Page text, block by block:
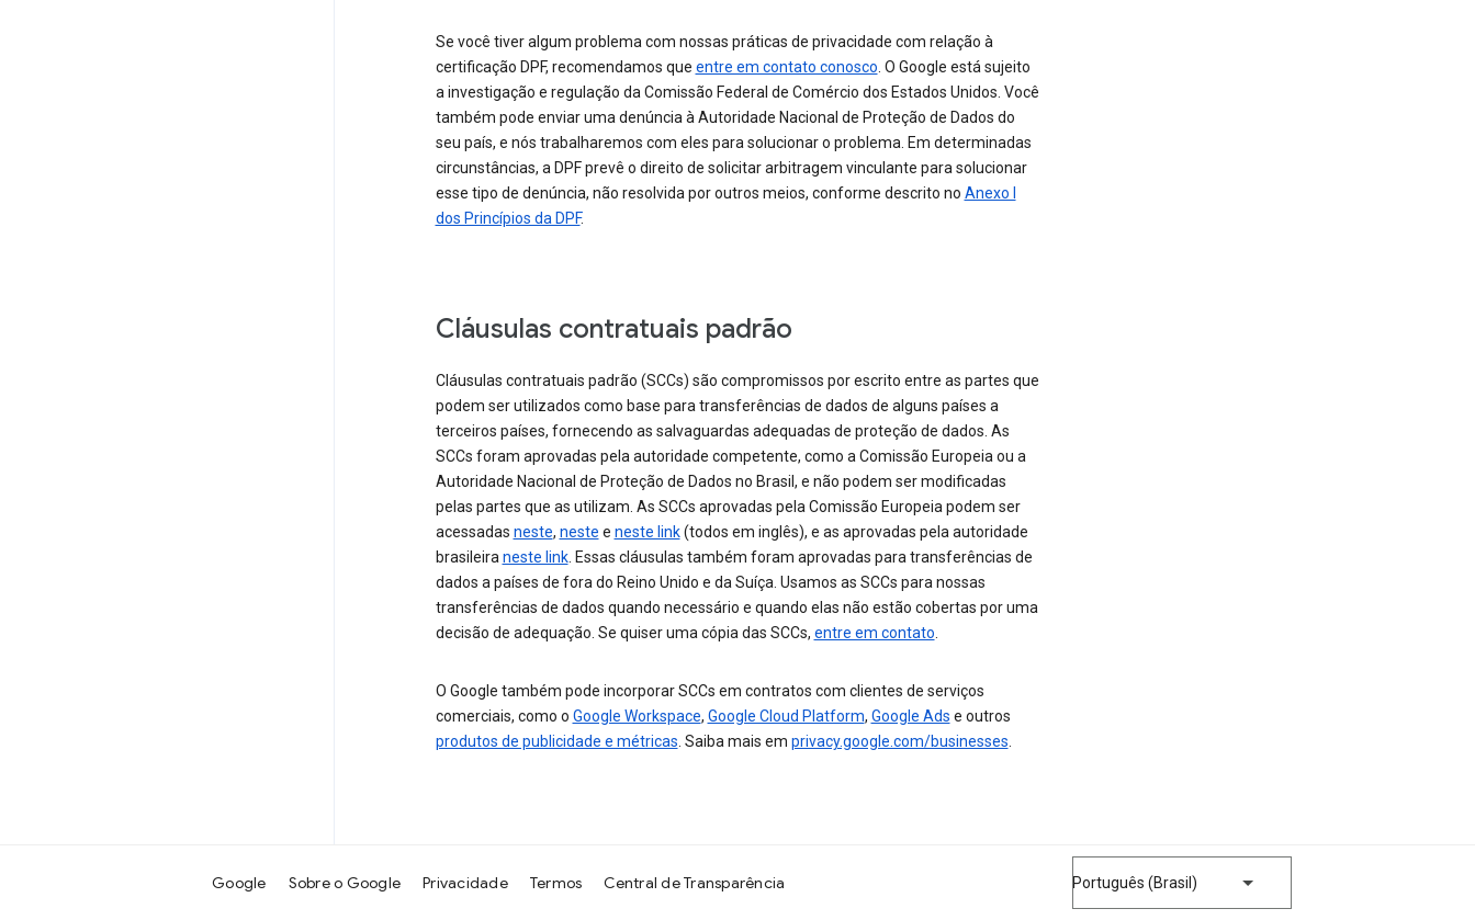
Se você tiver algum problema com nossas práticas de privacidade com relação à
certificação DPF, recomendamos que entre em contato conosco. O Google está sujeito
a investigação e regulação da Comissão Federal de Comércio dos Estados Unidos. Você
também pode enviar uma denúncia à Autoridade Nacional de Proteção de Dados do
seu país, e nós trabalharemos com eles para solucionar o problema. Em determinadas
circunstâncias, a DPF prevê o direito de solicitar arbitragem vinculante para solucionar
esse tipo de denúncia, não resolvida por outros meios, conforme descrito no Anexo I
dos Princípios da DPF.
Cláusulas contratuais padrão
Cláusulas contratuais padrão (SCCs) são compromissos por escrito entre as partes que
podem ser utilizados como base para transferências de dados de alguns países a
terceiros países, fornecendo as salvaguardas adequadas de proteção de dados. As
SCCs foram aprovadas pela autoridade competente, como a Comissão Europeia ou a
Autoridade Nacional de Proteção de Dados no Brasil, e não podem ser modificadas
pelas partes que as utilizam. As SCCs aprovadas pela Comissão Europeia podem ser
acessadas neste, neste e neste link(todos em inglês), e as aprovadas pela autoridade
brasileiraneste link. Essas cláusulas também foram aprovadas para transferências de
dados a países de fora do Reino Unido e da Suíça. Usamos as SCCs para nossas
transferências de dados quando necessário e quando elas não estão cobertas por uma
decisão de adequação. Se quiser uma cópia das SCCs, entre em contato.
O Google também pode incorporar SCCs em contratos com clientes de serviços
comerciais, como o Google Workspace, Google Cloud Platform, Google Ads e outros
produtos de publicidade e métricas. Saiba mais em privacy.google.com/businesses.
Google Sobre o Google Privacidade Termos Central de Transparência Português (Brasil)